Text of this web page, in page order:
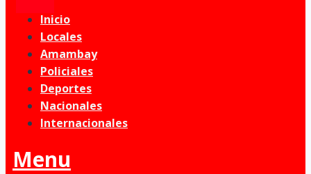
Inicio
Locales
Amambay
Policiales
Deportes
Nacionales
Internacionales
Menu